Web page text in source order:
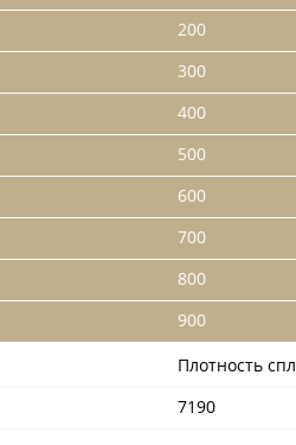
200
300
400
500
600
700
800
900
Плотность
7190